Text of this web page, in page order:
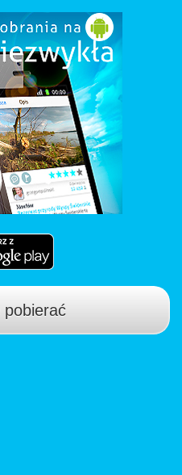
pobierać